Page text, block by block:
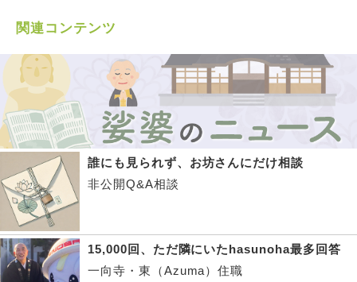
関連コンテンツ
誰にも見られず、お坊さんにだけ相談
非公開Q&A相談
15,000回、ただ隣にいたhasunoha最多回答
一向寺・東（Azuma）住職